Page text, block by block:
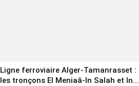
Ligne ferroviaire Alger-Tamanrasset :
les tronçons El Meniaâ-In Salah et In...